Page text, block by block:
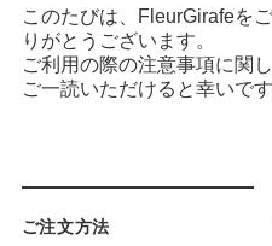
このたびは、FleurGirafeを
りがとうございます。
ご利用の際の注意事項に関
ご一読いただけると幸いです
ご注文方法